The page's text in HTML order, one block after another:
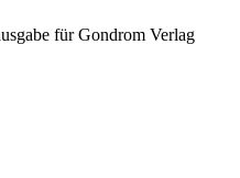
für Gondrom Verlag